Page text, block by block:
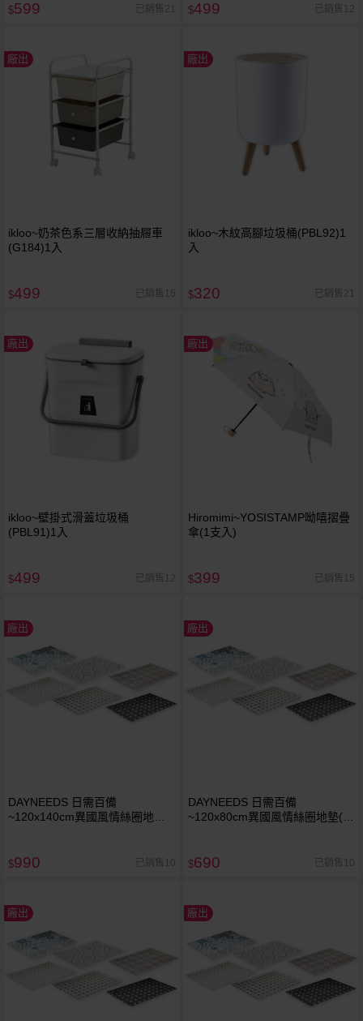
$599 已銷售21 $499 已銷售12
廠出
ikloo~奶茶色系三層收納抽屜車
(G184)1入
$499 已銷售15
廠出
ikloo~木紋高腳垃圾桶(PBL92)1
入
$320 已銷售21
廠出
ikloo~壁掛式滑蓋垃圾桶
(PBL91)1入
$499 已銷售12
廠出
Hiromimi~YOSISTAMP呦嘻摺疊
傘(1支入)
$399 已銷售15
廠出
DAYNEEDS 日需百備
~120x140cm異國風情絲圈地墊
$990 已銷售10
廠出
DAYNEEDS 日需百備
~120x80cm異國風情絲圈地墊(1
$690 已銷售10
廠出 廠出